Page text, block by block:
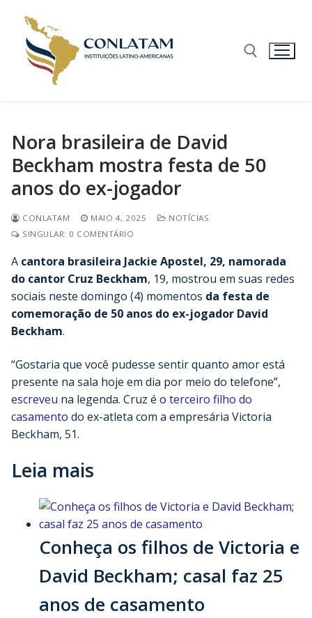
Nora brasileira de David
Beckham mostra festa de 50
anos do ex-jogador
CONLATAM MAIO 4, 2025
NOTÍCIAS
SINGULAR: 0 COMENTÁRIO
A cantora brasileira Jackie Apostel, 29, namorada
do cantor Cruz Beckham, 19, mostrou em suas redes
sociais neste domingo (4) momentos da festa de
comemoração de 50 anos do ex-jogador David
Beckham.
“Gostaria que você pudesse sentir quanto amor está
presente na sala hoje em dia por meio do telefone”,
escreveu na legenda. Cruz é o terceiro filho do
casamento do ex-atleta com a empresária Victoria
Beckham, 51.
Leia mais
Conheça os filhos de Victoria e
David Beckham; casal faz 25
anos de casamento